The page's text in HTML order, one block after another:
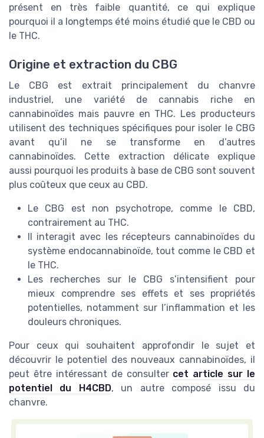
présent en très faible quantité, ce qui explique
pourquoi il a longtemps été moins étudié que le CBD ou
le THC.
Origine et extraction du CBG
Le CBG est extrait principalement du chanvre
industriel, une variété de cannabis riche en
cannabinoïdes mais pauvre en THC. Les producteurs
utilisent des techniques spécifiques pour isoler le CBG
avant qu’il ne se transforme en d’autres
cannabinoïdes. Cette extraction délicate explique
aussi pourquoi les produits à base de CBG sont souvent
plus coûteux que ceux au CBD.
Le CBG est non psychotrope, comme le CBD,
contrairement au THC.
Il interagit avec les récepteurs cannabinoïdes du
système endocannabinoïde, tout comme le CBD et
le THC.
Les recherches sur le CBG s’intensifient pour
mieux comprendre ses effets et ses propriétés
potentielles, notamment sur l’inflammation et les
douleurs chroniques.
Pour ceux qui souhaitent approfondir le sujet et
découvrir le potentiel des nouveaux cannabinoïdes, il
peut être intéressant de consulter cet article sur le
potentiel du H4CBD, un autre composé issu du
chanvre.